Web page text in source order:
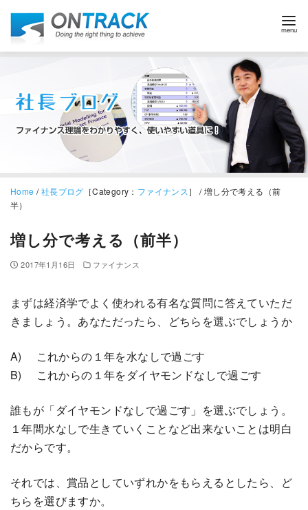
Home /社長ブログ ［Category： ファイナンス ］ / 増し分で考える（前
半）
増し分で考える（前半）
2017年1月16日 ファイナンス
まずは経済学でよく使われる有名な質問に答えていただ
きましょう。あなただったら、どちらを選ぶでしょうか
A) これからの１年を水なしで過ごす
B) これからの１年をダイヤモンドなしで過ごす
誰もが「ダイヤモンドなしで過ごす」を選ぶでしょう。
１年間水なしで生きていくことなど出来ないことは明白
だからです。
それでは、賞品としていずれかをもらえるとしたら、ど
ちらを選びますか。